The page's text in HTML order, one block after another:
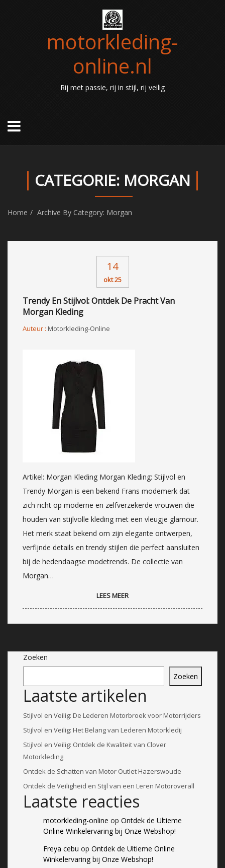
motorkleding-
online.nl
Rij met passie, rij in stijl, rij veilig
CATEGORIE: MORGAN
Home Archive By Category: Morgan
14
okt 25
Trendy En Stijlvol: Ontdek De Pracht Van
Morgan Kleding
Auteur : Motorkleding-Online
Artikel: Morgan Kleding Morgan Kleding: Stijlvol en
Trendy Morgan is een bekend Frans modemerk dat
zich richt op moderne en zelfverzekerde vrouwen die
houden van stijlvolle kleding met een vleugje glamour.
Het merk staat bekend om zijn elegante ontwerpen,
verfijnde details en trendy stijlen die perfect aansluiten
bij de hedendaagse modetrends. De collectie van
Morgan…
LEES MEER
Zoeken
Zoeken
Laatste artikelen
Stijlvol en Veilig: De Lederen Motorbroek voor Motorrijders
Stijlvol en Veilig: Het Belang van Lederen Motorkledij
Stijlvol en Veilig: Ontdek de Kwaliteit van Clover
Motorkleding
Ontdek de Schatten van Motor Outlet Hazerswoude
Ontdek de Veiligheid en Stijl van een Leren Motoroverall
Laatste reacties
motorkleding-online op Ontdek de Ultieme
Online Winkelervaring bij Onze Webshop!
Freya cebu op Ontdek de Ultieme Online
Winkelervaring bij Onze Webshop!